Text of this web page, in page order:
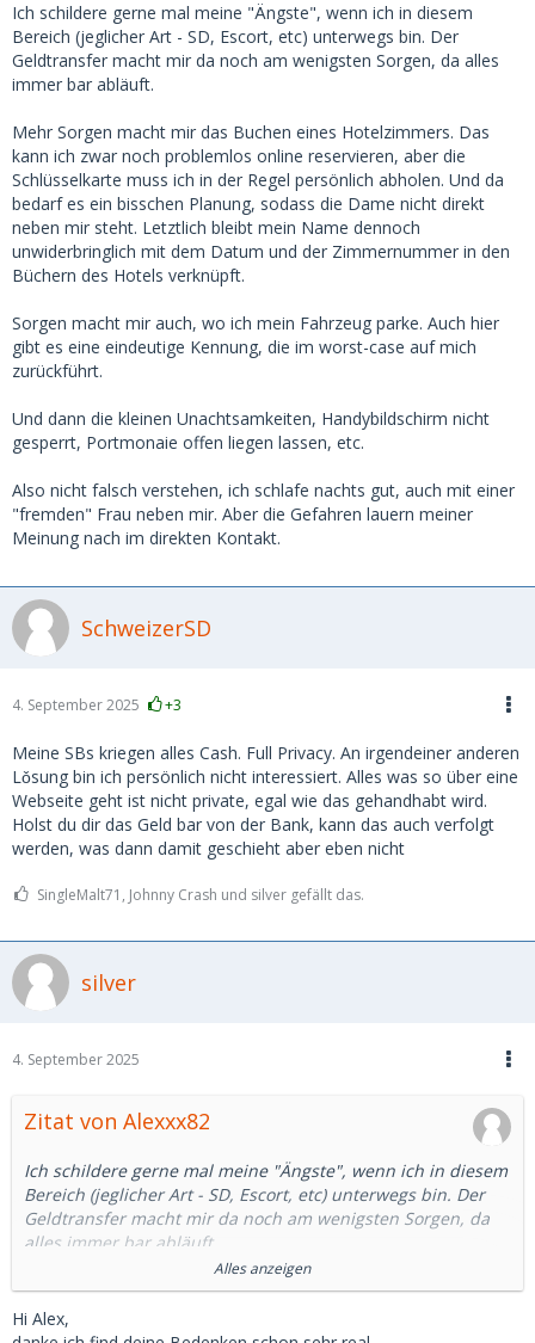
Ich schildere gerne mal meine "Ängste", wenn ich in diesem
Bereich (jeglicher Art - SD, Escort, etc) unterwegs bin. Der
Geldtransfer macht mir da noch am wenigsten Sorgen, da alles
immer bar abläuft.
Mehr Sorgen macht mir das Buchen eines Hotelzimmers. Das
kann ich zwar noch problemlos online reservieren, aber die
Schlüsselkarte muss ich in der Regel persönlich abholen. Und da
bedarf es ein bisschen Planung, sodass die Dame nicht direkt
neben mir steht. Letztlich bleibt mein Name dennoch
unwiderbringlich mit dem Datum und der Zimmernummer in den
Büchern des Hotels verknüpft.
Sorgen macht mir auch, wo ich mein Fahrzeug parke. Auch hier
gibt es eine eindeutige Kennung, die im worst-case auf mich
zurückführt.
Und dann die kleinen Unachtsamkeiten, Handybildschirm nicht
gesperrt, Portmonaie offen liegen lassen, etc.
Also nicht falsch verstehen, ich schlafe nachts gut, auch mit einer
"fremden" Frau neben mir. Aber die Gefahren lauern meiner
Meinung nach im direkten Kontakt.
SchweizerSD
4. September 2025 +3
Meine SBs kriegen alles Cash. Full Privacy. An irgendeiner anderen
Lǒsung bin ich persönlich nicht interessiert. Alles was so über eine
Webseite geht ist nicht private, egal wie das gehandhabt wird.
Holst du dir das Geld bar von der Bank, kann das auch verfolgt
werden, was dann damit geschieht aber eben nicht
SingleMalt71, Johnny Crash und silver gefällt das.
silver
4. September 2025
Zitat von Alexxx82
Ich schildere gerne mal meine "Ängste", wenn ich in diesem
Bereich (jeglicher Art - SD, Escort, etc) unterwegs bin. Der
Geldtransfer macht mir da noch am wenigsten Sorgen, da
alles immer bar abläuft.
Mehr Sorgen macht mir das Buchen eines Hotelzimmers.
Das kann ich zwar noch problemlos online reservieren, aber
die Schlüsselkarte muss ich in der Regel persönlich
Alles anzeigen
Hi Alex,